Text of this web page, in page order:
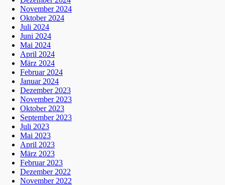
November 2024
Oktober 2024
Juli 2024
Juni 2024
Mai 2024
April 2024
März 2024
Februar 2024
Januar 2024
Dezember 2023
November 2023
Oktober 2023
September 2023
Juli 2023
Mai 2023
April 2023
März 2023
Februar 2023
Dezember 2022
November 2022